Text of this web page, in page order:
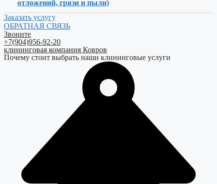
отложений, грязи и пыли)
Заказать услугу
ОБРАТНАЯ СВЯЗЬ
Звоните
+7(904)956-92-20
клининговая компания Ковров
Почему стоит выбрать наши клининговые услуги